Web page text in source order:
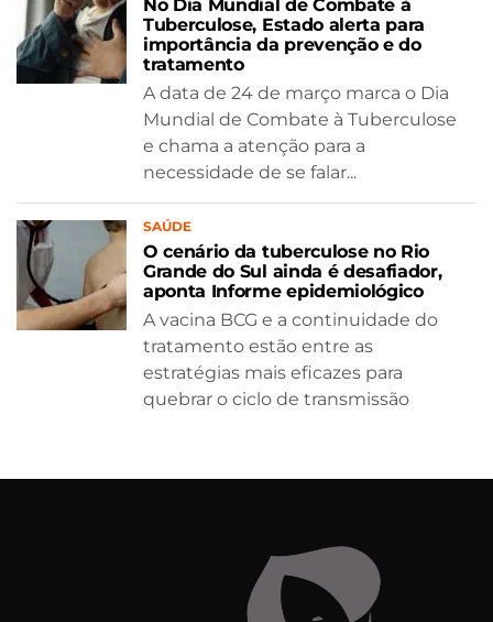
No Dia Mundial de Combate à
Tuberculose, Estado alerta para
importância da prevenção e do
tratamento
A data de 24 de março marca o Dia
Mundial de Combate à Tuberculose
e chama a atenção para a
necessidade de se falar...
SAÚDE
O cenário da tuberculose no Rio
Grande do Sul ainda é desafiador,
aponta Informe epidemiológico
A vacina BCG e a continuidade do
tratamento estão entre as
estratégias mais eficazes para
quebrar o ciclo de transmissão